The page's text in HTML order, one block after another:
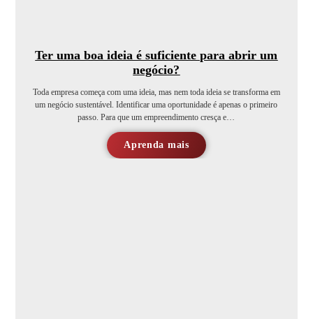
Ter uma boa ideia é suficiente para abrir um
negócio?
Toda empresa começa com uma ideia, mas nem toda ideia se transforma em
um negócio sustentável. Identificar uma oportunidade é apenas o primeiro
passo. Para que um empreendimento cresça e…
Aprenda mais